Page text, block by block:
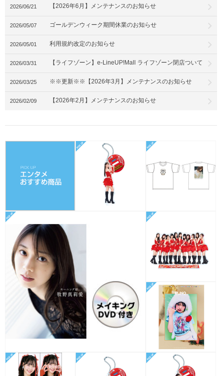
2026/06/21 【2026年6月】メンテナンスのお知らせ
2026/05/07 ゴールデンウィーク期間休業のお知らせ
2026/05/01 利用規約改定のお知らせ
2026/03/31 【ライフゾーン】e-LineUP!Mall ライフゾーン閉店ついて
2026/03/25 ※※更新※※【2026年3月】メンテナンスのお知らせ
2026/02/09 【2026年2月】メンテナンスのお知らせ